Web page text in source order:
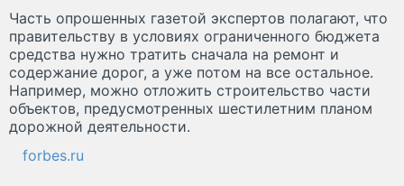
Часть опрошенных газетой экспертов полагают, что
правительству в условиях ограниченного бюджета
средства нужно тратить сначала на ремонт и
содержание дорог, а уже потом на все остальное.
Например, можно отложить строительство части
объектов, предусмотренных шестилетним планом
дорожной деятельности.
forbes.ru